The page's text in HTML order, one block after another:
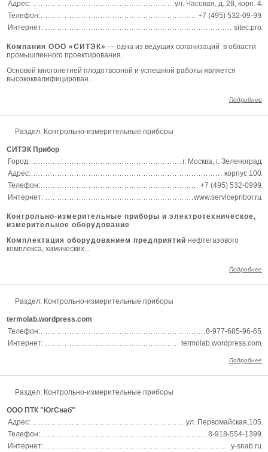
Адрес:
ул. Часовая, д. 28, корп. 4
Телефон:
+7 (495) 532-09-99
Интернет:
sitec.pro
Компания ООО «СИТЭК» — одна из ведущих организаций в области
промышленного проектирования.
Основой многолетней плодотворной и успешной работы является
высококвалифицирован...
Подробнее
Раздел: Контрольно-измерительные приборы
СИТЭК Прибор
Город:
г. Москва, г. Зеленоград
Адрес:
корпус 100
Телефон:
+7 (495) 532-0999
Интернет:
www.servicepribor.ru
Контрольно-измерительные приборы и электротехническое,
измерительное оборудование
Комплектация оборудованием предприятий нефтегазового
комплекса, химических...
Подробнее
Раздел: Контрольно-измерительные приборы
termolab.wordpress.com
Телефон:
8-977-685-96-65
Интернет:
termolab.wordpress.com
Подробнее
Раздел: Контрольно-измерительные приборы
ООО ПТК "ЮгСнаб"
Адрес:
ул. Первомайская,105
Телефон:
8-918-554-1399
Интернет:
y-snab.ru